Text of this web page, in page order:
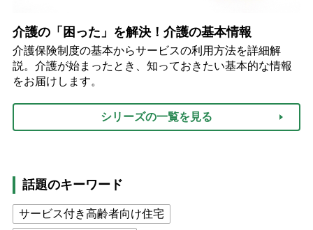
介護の「困った」を解決！介護の基本情報
介護保険制度の基本からサービスの利用方法を詳細解
説。介護が始まったとき、知っておきたい基本的な情報
をお届けします。
シリーズの一覧を見る
話題のキーワード
サービス付き高齢者向け住宅